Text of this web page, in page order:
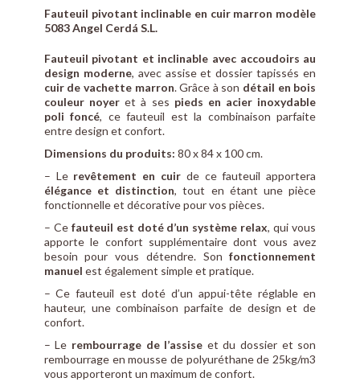
Fauteuil pivotant inclinable en cuir marron modèle
5083 Angel Cerdá S.L.
Fauteuil pivotant et inclinable avec accoudoirs au
design moderne, avec assise et dossier tapissés en
cuir de vachette marron. Grâce à son détail en bois
couleur noyeret à ses pieds en acier inoxydable
poli foncé, ce fauteuil est la combinaison parfaite
entre design et confort.
Dimensions du produits: 80 x 84 x 100 cm.
– Le revêtement en cuir de ce fauteuil apportera
élégance et distinction, tout en étant une pièce
fonctionnelle et décorative pour vos pièces.
– Ce fauteuil est doté d’un système relax, qui vous
apporte le confort supplémentaire dont vous avez
besoin pour vous détendre. Sonfonctionnement
manuel est également simple et pratique.
– Ce fauteuil est doté d’un appui-tête réglable en
hauteur, une combinaison parfaite de design et de
confort.
– Le rembourrage de l’assise et du dossier et son
rembourrage en mousse de polyuréthane de 25kg/m3
vous apporteront un maximum de confort.